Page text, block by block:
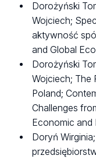
Dorożyński
Wojciech;
aktywność
and Global
Dorożyński
Wojciech; The
Poland;
Challenges
Economic and
Doryń